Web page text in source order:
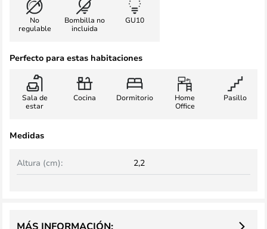
No
regulable
Bombilla no
incluida
GU10
Perfecto para estas habitaciones
Sala de
estar
Cocina Dormitorio
Home
Office
Pasillo
Medidas
Altura (cm): 2,2
MÁS INFORMACIÓN: